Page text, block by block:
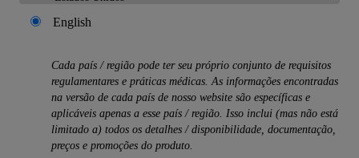
English
Cada país / região pode ter seu próprio conjunto de requisitos
regulamentares e práticas médicas. As informações encontradas
na versão de cada país de nosso website são específicas e
aplicáveis ​​apenas a esse país / região. Isso inclui (mas não está
limitado a) todos os detalhes / disponibilidade, documentação,
preços e promoções do produto.
Produtos
Back
Soluções de histologia
Back
Processadores de tecido
Corantes de lâminas e montadores de lâminas